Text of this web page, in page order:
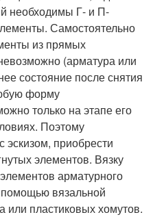
необходимы Г- и П-
Самостоятельно
из прямых
(арматура или
состояние после снятия
форму
только на этапе его
Поэтому
эскизом, приобрести
элементов. Вязку
арматурного
вязальной
или пластиковых хомутов.